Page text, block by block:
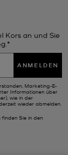
Kors an und Sie
ANMELDEN
Marketing-E-
Informationen über
wie in der
wieder abmelden.
finden Sie in den